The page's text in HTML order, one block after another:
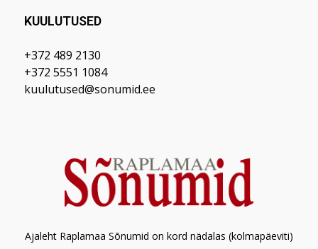
KUULUTUSED
+372 489 2130
+372 5551 1084
kuulutused@sonumid.ee
Ajaleht Raplamaa Sõnumid on kord nädalas (kolmapäeviti)